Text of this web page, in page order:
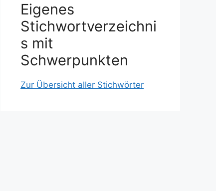
Eigenes
Stichwortverzeichni
s mit
Schwerpunkten
Zur Übersicht aller Stichwörter